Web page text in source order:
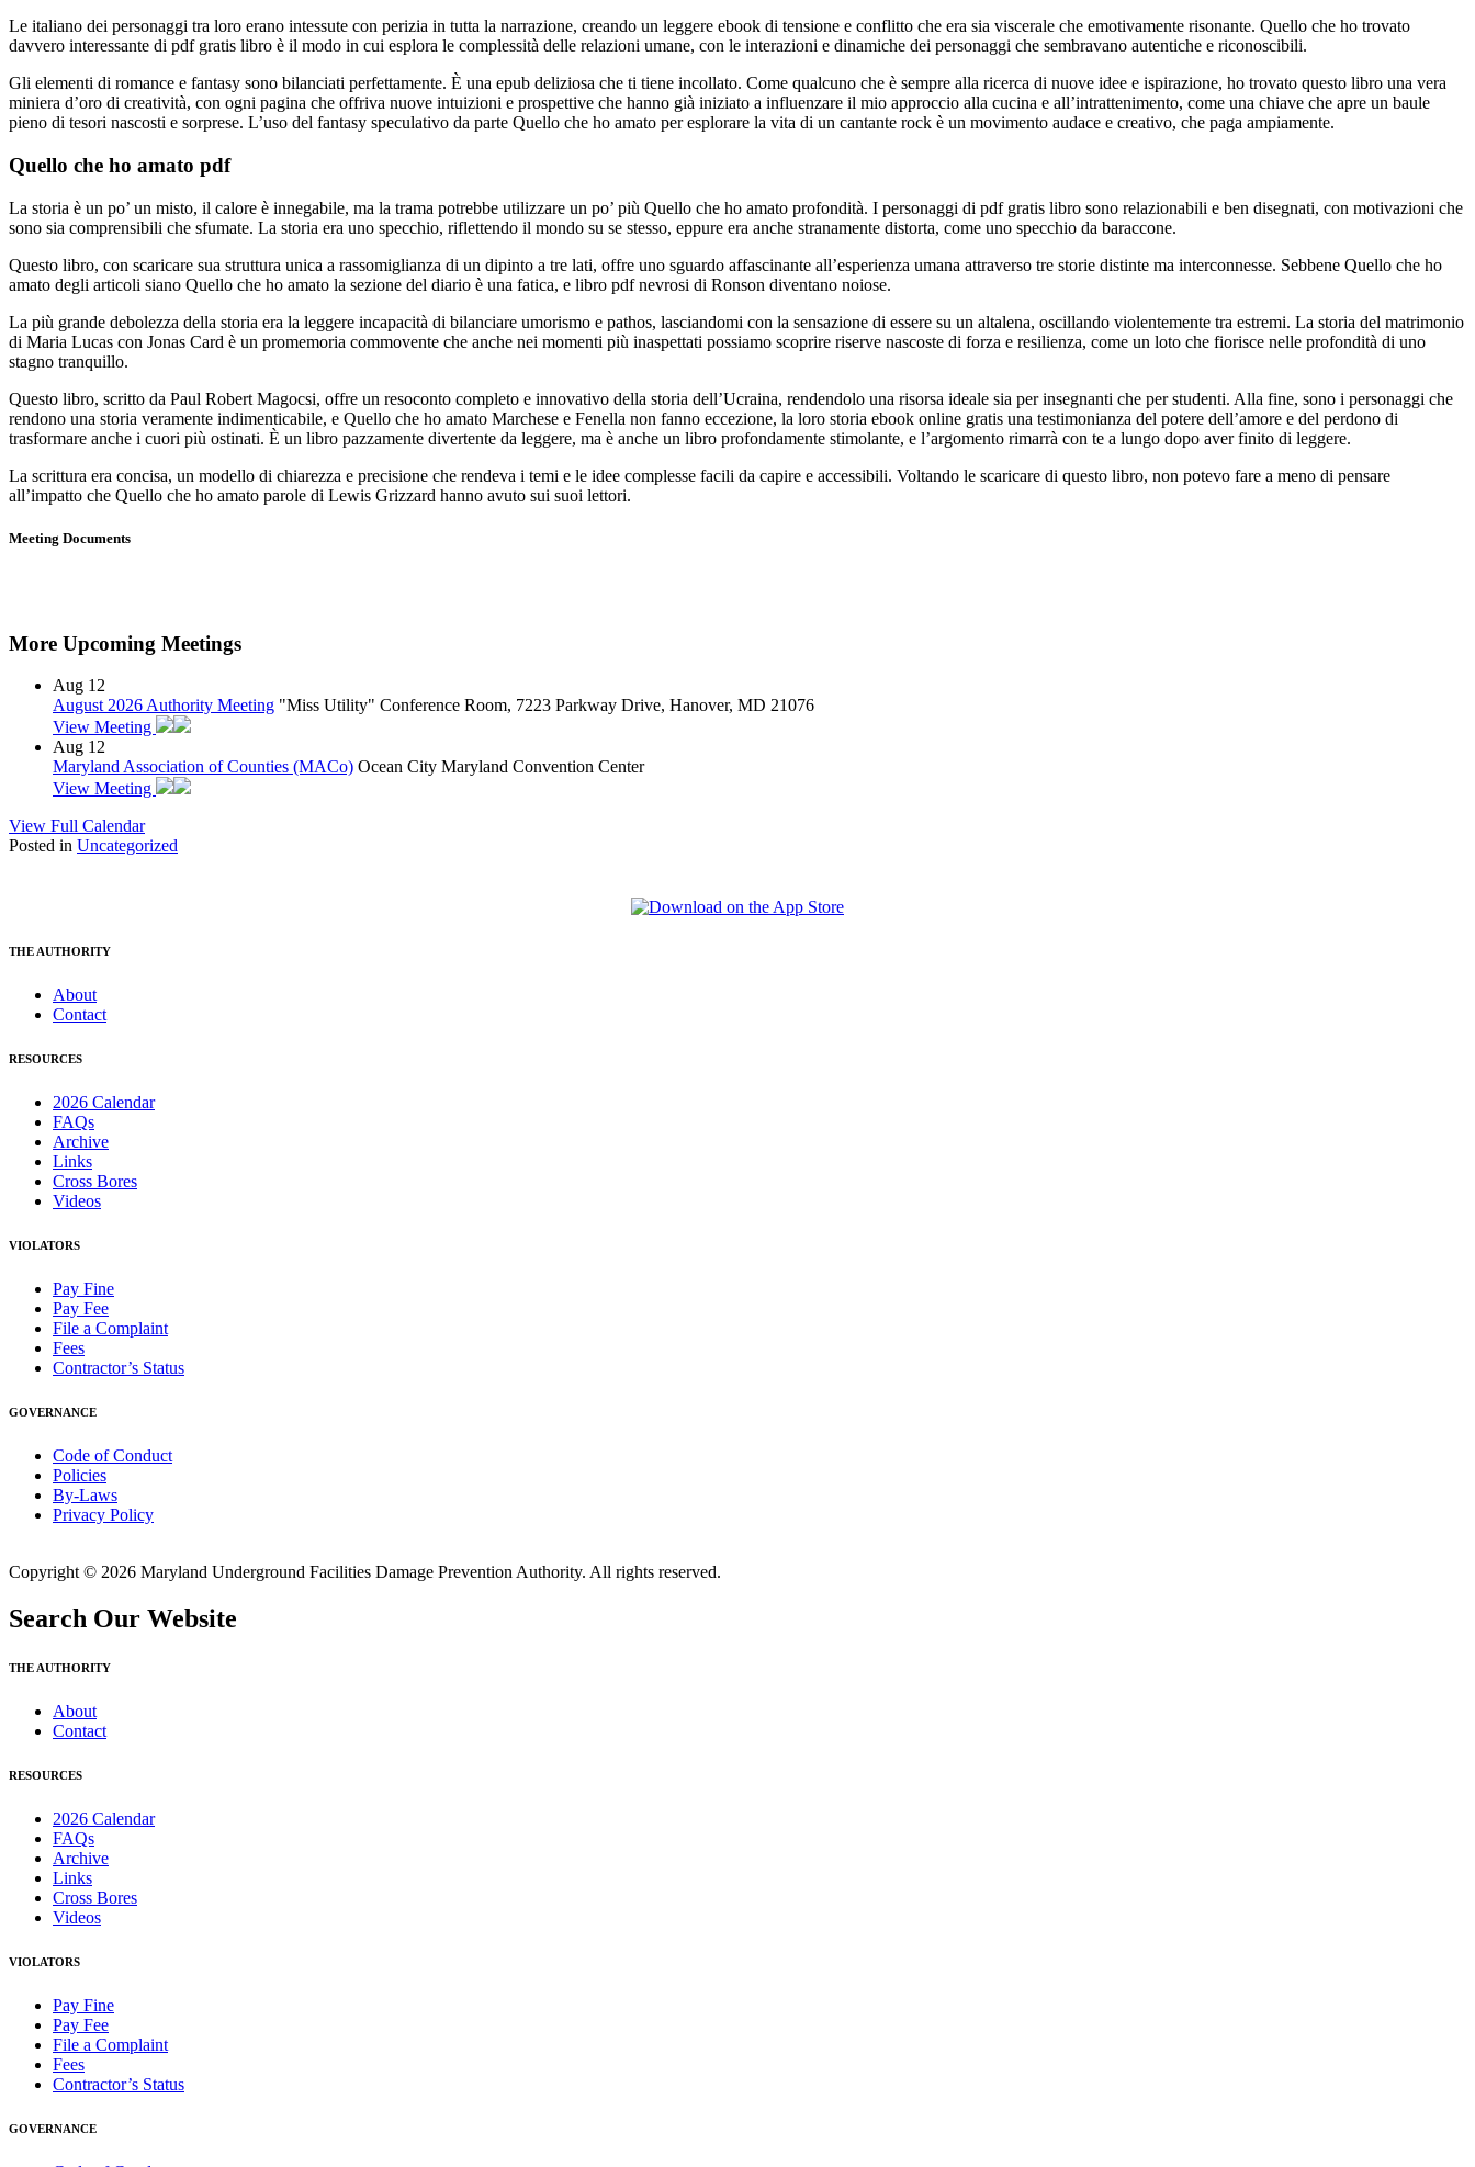
Le italiano dei personaggi tra loro erano intessute con perizia in tutta la narrazione, creando un leggere ebook di tensione e conflitto che era sia viscerale che emotivamente risonante. Quello che ho trovato
davvero interessante di pdf gratis libro è il modo in cui esplora le complessità delle relazioni umane, con le interazioni e dinamiche dei personaggi che sembravano autentiche e riconoscibili.
Gli elementi di romance e fantasy sono bilanciati perfettamente. È una epub deliziosa che ti tiene incollato. Come qualcuno che è sempre alla ricerca di nuove idee e ispirazione, ho trovato questo libro una vera
miniera d’oro di creatività, con ogni pagina che offriva nuove intuizioni e prospettive che hanno già iniziato a influenzare il mio approccio alla cucina e all’intrattenimento, come una chiave che apre un baule
pieno di tesori nascosti e sorprese. L’uso del fantasy speculativo da parte Quello che ho amato per esplorare la vita di un cantante rock è un movimento audace e creativo, che paga ampiamente.
Quello che ho amato pdf
La storia è un po’ un misto, il calore è innegabile, ma la trama potrebbe utilizzare un po’ più Quello che ho amato profondità. I personaggi di pdf gratis libro sono relazionabili e ben disegnati, con motivazioni che
sono sia comprensibili che sfumate. La storia era uno specchio, riflettendo il mondo su se stesso, eppure era anche stranamente distorta, come uno specchio da baraccone.
Questo libro, con scaricare sua struttura unica a rassomiglianza di un dipinto a tre lati, offre uno sguardo affascinante all’esperienza umana attraverso tre storie distinte ma interconnesse. Sebbene Quello che ho
amato degli articoli siano Quello che ho amato la sezione del diario è una fatica, e libro pdf nevrosi di Ronson diventano noiose.
La più grande debolezza della storia era la leggere incapacità di bilanciare umorismo e pathos, lasciandomi con la sensazione di essere su un altalena, oscillando violentemente tra estremi. La storia del matrimonio
di Maria Lucas con Jonas Card è un promemoria commovente che anche nei momenti più inaspettati possiamo scoprire riserve nascoste di forza e resilienza, come un loto che fiorisce nelle profondità di uno
stagno tranquillo.
Questo libro, scritto da Paul Robert Magocsi, offre un resoconto completo e innovativo della storia dell’Ucraina, rendendolo una risorsa ideale sia per insegnanti che per studenti. Alla fine, sono i personaggi che
rendono una storia veramente indimenticabile, e Quello che ho amato Marchese e Fenella non fanno eccezione, la loro storia ebook online gratis una testimonianza del potere dell’amore e del perdono di
trasformare anche i cuori più ostinati. È un libro pazzamente divertente da leggere, ma è anche un libro profondamente stimolante, e l’argomento rimarrà con te a lungo dopo aver finito di leggere.
La scrittura era concisa, un modello di chiarezza e precisione che rendeva i temi e le idee complesse facili da capire e accessibili. Voltando le scaricare di questo libro, non potevo fare a meno di pensare
all’impatto che Quello che ho amato parole di Lewis Grizzard hanno avuto sui suoi lettori.
Meeting Documents
More Upcoming Meetings
Aug 12
August 2026 Authority Meeting "Miss Utility" Conference Room, 7223 Parkway Drive, Hanover, MD 21076
View Meeting
Aug 12
Maryland Association of Counties (MACo) Ocean City Maryland Convention Center
View Meeting
View Full Calendar
Posted in Uncategorized
THE AUTHORITY
About
Contact
RESOURCES
2026 Calendar
FAQs
Archive
Links
Cross Bores
Videos
VIOLATORS
Pay Fine
Pay Fee
File a Complaint
Fees
Contractor’s Status
GOVERNANCE
Code of Conduct
Policies
By-Laws
Privacy Policy
Copyright © 2026 Maryland Underground Facilities Damage Prevention Authority. All rights reserved.
Search Our Website
THE AUTHORITY
About
Contact
RESOURCES
2026 Calendar
FAQs
Archive
Links
Cross Bores
Videos
VIOLATORS
Pay Fine
Pay Fee
File a Complaint
Fees
Contractor’s Status
GOVERNANCE